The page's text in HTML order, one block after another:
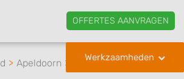
OFFERTES AANVRAGEN
Werkzaamheden
Apeldoorn Kip Hoveniers